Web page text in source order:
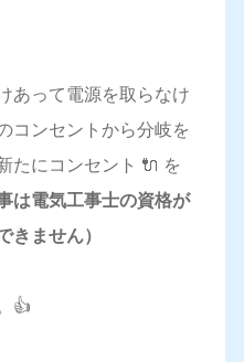
あって電源を取らなけ
コンセントから分岐を
たにコンセント 🔌 を
は電気工事士の資格が
きません）
👍